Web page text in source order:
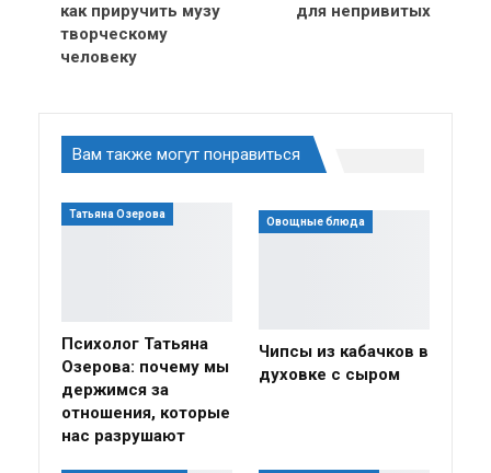
как приручить музу
творческому
человеку
для непривитых
Вам также могут понравиться
Татьяна Озерова
Психолог Татьяна
Озерова: почему мы
держимся за
отношения, которые
нас разрушают
Овощные блюда
Чипсы из кабачков в
духовке с сыром